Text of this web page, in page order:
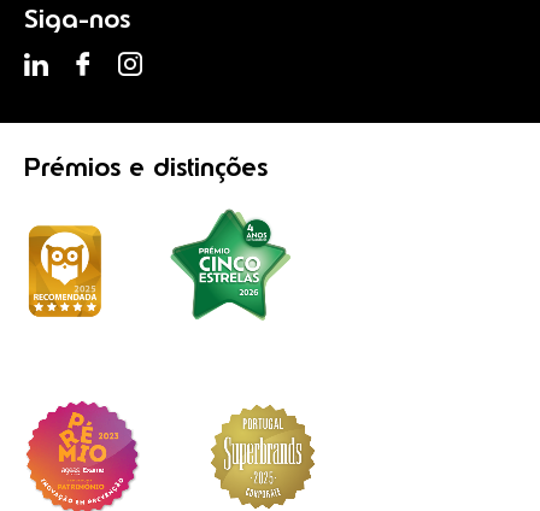
Siga-nos
Prémios e distinções